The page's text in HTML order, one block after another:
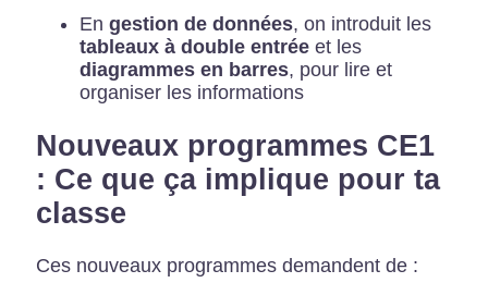
En gestion de données, on introduit les
tableaux à double entrée et les
diagrammes en barres, pour lire et
organiser les informations
Nouveaux programmes CE1
: Ce que ça implique pour ta
classe
Ces nouveaux programmes demandent de :